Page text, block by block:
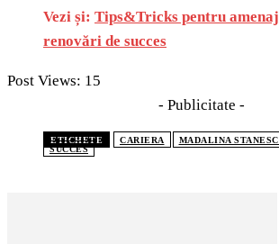
Vezi și: Tips&Tricks pentru
renovări de succes
Post Views: 15
- Publicitate -
ETICHETE CARIERA MADALINA
SUCCES